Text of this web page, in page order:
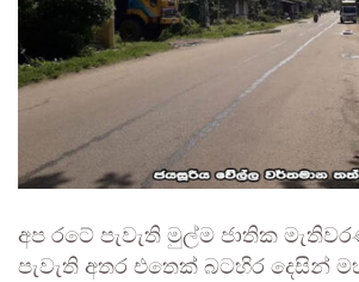
අප රටේ පැවැති මුල්ම ජාතික
පැවැති අතර එතෙක් බටහිර දෙසින්